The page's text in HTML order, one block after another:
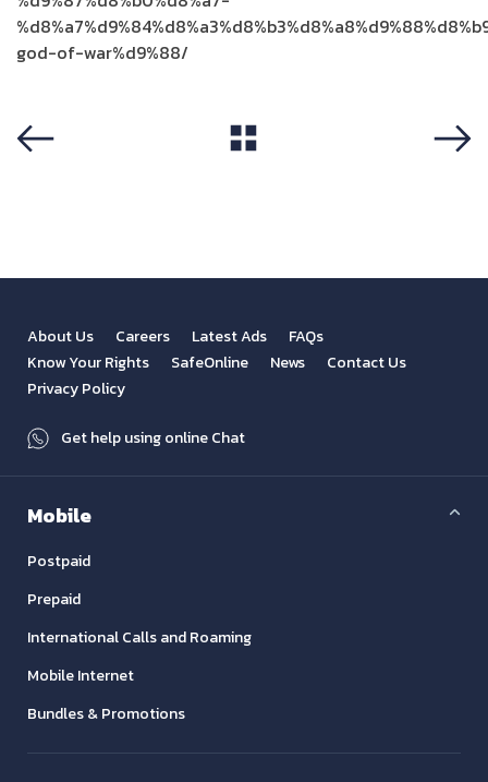
god-of-war%d9%88/
About Us Careers Latest Ads
FAQs
Know Your Rights
SafeOnline News
Contact Us
Privacy Policy
Get help using online Chat
Mobile
Postpaid
Prepaid
International Calls and Roaming
Mobile Internet
Bundles & Promotions